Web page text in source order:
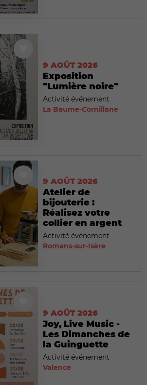
9 AOÛT 2026
Exposition
"Lumière noire"
Activité événement
La Baume-Cornillane
9 AOÛT 2026
Atelier de
bijouterie :
Réalisez votre
collier en argent
Activité événement
Romans-sur-Isère
9 AOÛT 2026
Joy, Live Music -
Les Dimanches de
la Guinguette
Activité événement
Valence